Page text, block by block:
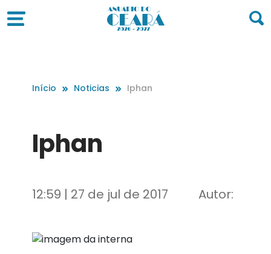
Início Noticias Iphan
Iphan
12:59 | 27 de jul de 2017 Autor: